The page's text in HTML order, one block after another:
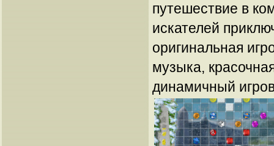
путешествие в
искателей
оригинальная
музыка,
динамичный